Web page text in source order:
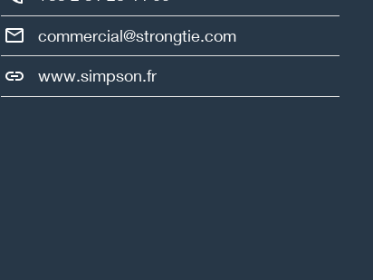
commercial@strongtie.com
www.simpson.fr